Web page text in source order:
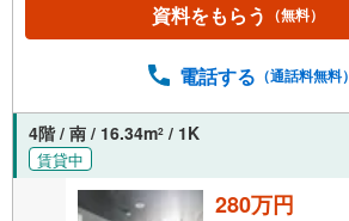
資料をもらう （無料）
電話する （通話料無料）
4階 / 南 / 16.34m2 / 1K
賃貸中
280万円